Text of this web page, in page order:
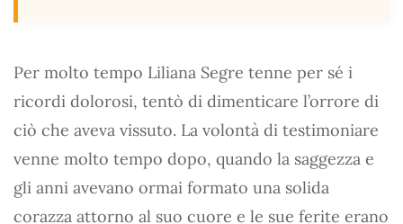
Per molto tempo Liliana Segre tenne per sé i
ricordi dolorosi, tentò di dimenticare l’orrore di
ciò che aveva vissuto. La volontà di testimoniare
venne molto tempo dopo, quando la saggezza e
gli anni avevano ormai formato una solida
corazza attorno al suo cuore e le sue ferite erano